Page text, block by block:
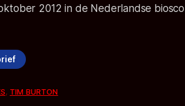
2012 in de Nederlandse
, TIM BURTON